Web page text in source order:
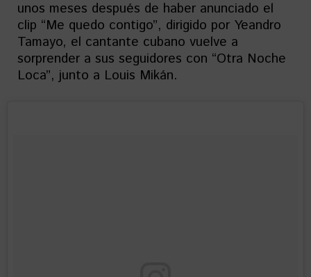
unos meses después de haber anunciado el
clip “Me quedo contigo”, dirigido por Yeandro
Tamayo, el cantante cubano vuelve a
sorprender a sus seguidores con “Otra Noche
Loca”, junto a Louis Mikán.